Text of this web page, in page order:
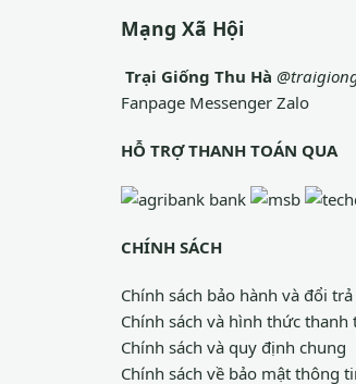
Mạng Xã Hội
Trại Giống Thu Hà
Fanpage Messenger Zalo
HỖ TRỢ THANH TOÁN QUA
CHÍNH SÁCH
Chính sách bảo hành và đổi trả
Chính sách và hình thức thanh
Chính sách và quy định chung
Chính sách về bảo mật thông